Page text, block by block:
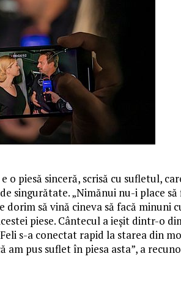
o piesă sinceră, scrisă cu sufletul,
singurătate. „Nimănui nu-i place să
să vină cineva să facă minuni
piese. Cântecul a ieșit dintr-o
s-a conectat rapid la starea din
pus suflet în piesa asta”, a